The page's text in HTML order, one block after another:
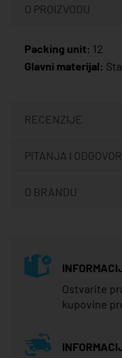
O PROIZVODU
Packing unit: 12
Glavni materijal:
RECENZIJE
PITANJA I ODGOVORI
O BRANDU
Ostvarite
kupovine